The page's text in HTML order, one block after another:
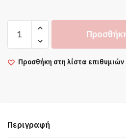
Hutu
Μαύρο
BikiniΠροσθήκη στη λίστα επιθυμιών
Περιγραφή